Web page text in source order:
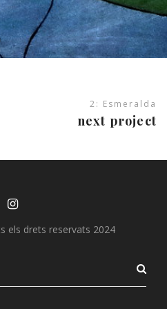
2: Esmeralda
next project
els drets reservats 2024